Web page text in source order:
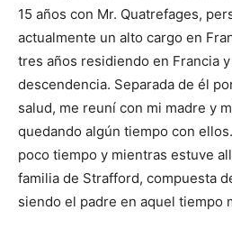
15 años con Mr. Quatrefages,
actualmente un alto cargo en
tres años residiendo en Francia
descendencia. Separada de él
salud, me reuní con mi madre y
quedando algún tiempo con
poco tiempo y mientras estuve
familia de Strafford, compuesta
siendo el padre en aquel tiempo